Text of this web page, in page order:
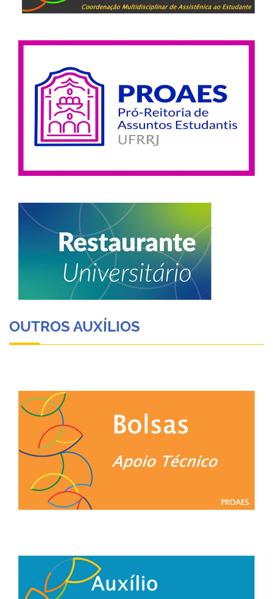
OUTROS AUXÍLIOS